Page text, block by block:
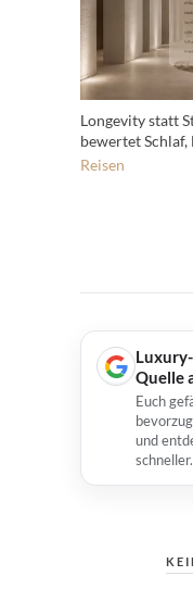
Longevity statt
bewertet
Reisen
Quelle
Euch
und
schneller.